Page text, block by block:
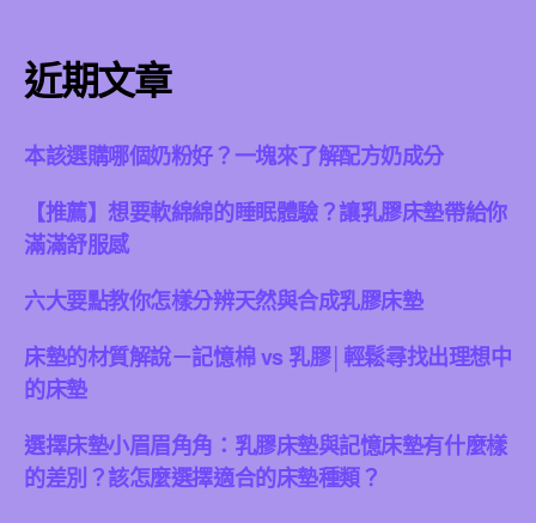
近期文章
本該選購哪個奶粉好？一塊來了解配方奶成分
【推薦】想要軟綿綿的睡眠體驗？讓乳膠床墊帶給你
滿滿舒服感
六大要點教你怎樣分辨天然與合成乳膠床墊
床墊的材質解說－記憶棉 vs 乳膠│輕鬆尋找出理想中
的床墊
選擇床墊小眉眉角角：乳膠床墊與記憶床墊有什麼樣
的差別？該怎麼選擇適合的床墊種類？